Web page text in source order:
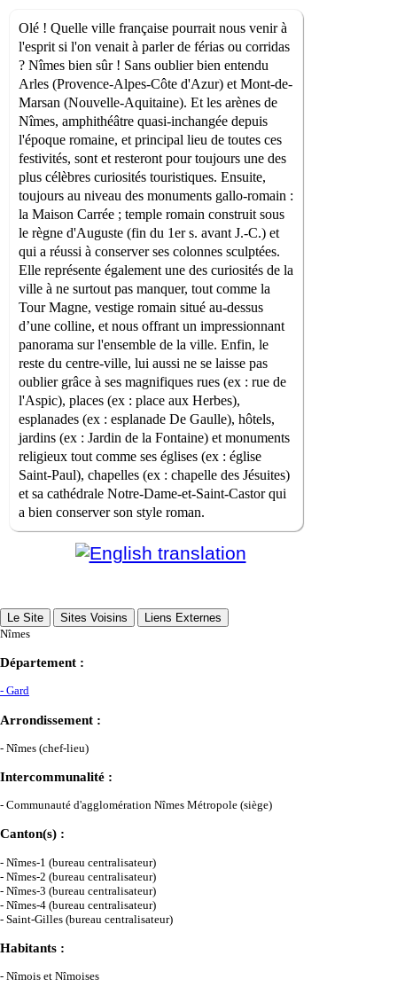
Olé ! Quelle ville française pourrait nous venir à
l'esprit si l'on venait à parler de férias ou corridas
? Nîmes bien sûr ! Sans oublier bien entendu
Arles (Provence-Alpes-Côte d'Azur) et Mont-de-
Marsan (Nouvelle-Aquitaine). Et les arènes de
Nîmes, amphithéâtre quasi-inchangée depuis
l'époque romaine, et principal lieu de toutes ces
festivités, sont et resteront pour toujours une des
plus célèbres curiosités touristiques. Ensuite,
toujours au niveau des monuments gallo-romain :
la Maison Carrée ; temple romain construit sous
le règne d'Auguste (fin du 1er s. avant J.-C.) et
qui a réussi à conserver ses colonnes sculptées.
Elle représente également une des curiosités de la
ville à ne surtout pas manquer, tout comme la
Tour Magne, vestige romain situé au-dessus
d’une colline, et nous offrant un impressionnant
panorama sur l'ensemble de la ville. Enfin, le
reste du centre-ville, lui aussi ne se laisse pas
oublier grâce à ses magnifiques rues (ex : rue de
l'Aspic), places (ex : place aux Herbes),
esplanades (ex : esplanade De Gaulle), hôtels,
jardins (ex : Jardin de la Fontaine) et monuments
religieux tout comme ses églises (ex : église
Saint-Paul), chapelles (ex : chapelle des Jésuites)
et sa cathédrale Notre-Dame-et-Saint-Castor qui
a bien conserver son style roman.
Le Site Sites Voisins
Liens Externes
Nîmes
Département :
- Gard
Arrondissement :
- Nîmes (chef-lieu)
Intercommunalité :
- Communauté d'agglomération Nîmes Métropole (siège)
Canton(s) :
- Nîmes-1 (bureau centralisateur)
- Nîmes-2 (bureau centralisateur)
- Nîmes-3 (bureau centralisateur)
- Nîmes-4 (bureau centralisateur)
- Saint-Gilles (bureau centralisateur)
Habitants :
- Nîmois et Nîmoises